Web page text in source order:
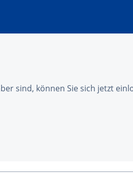
sind, können Sie sich jetzt